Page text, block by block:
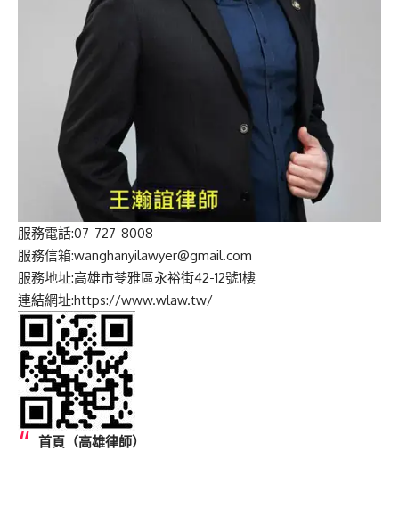
服務電話:07-727-8008
服務信箱:wanghanyilawyer@gmail.com
服務地址:高雄市苓雅區永裕街42-12號1樓
連結網址:https://www.wlaw.tw/
首頁（高雄律師）